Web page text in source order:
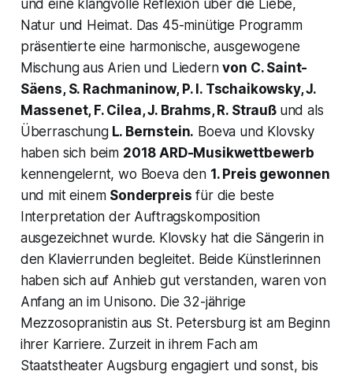
und eine klangvolle Reflexion über die Liebe,
Natur und Heimat. Das 45-minütige Programm
präsentierte eine harmonische, ausgewogene
Mischung aus Arien und Liedernvon C. Saint-
Säens, S. Rachmaninow, P. I. Tschaikowsky, J.
Massenet, F. Cilea, J. Brahms, R. Strauß und als
ÜberraschungL. Bernstein. Boeva und Klovsky
haben sich beim 2018 ARD-Musikwettbewerb
kennengelernt, wo Boeva den 1. Preis gewonnen
und mit einem Sonderpreis für die beste
Interpretation der Auftragskomposition
ausgezeichnet wurde. Klovsky hat die Sängerin in
den Klavierrunden begleitet. Beide Künstlerinnen
haben sich auf Anhieb gut verstanden, waren von
Anfang an im Unisono. Die 32-jährige
Mezzosopranistin aus St. Petersburg ist am Beginn
ihrer Karriere. Zurzeit in ihrem Fach am
Staatstheater Augsburg engagiert und sonst, bis